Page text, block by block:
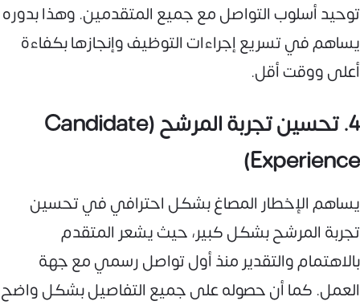
توحيد أسلوب التواصل مع جميع المتقدمين. وهذا بدوره
يساهم في تسريع إجراءات التوظيف وإنجازها بكفاءة
أعلى ووقت أقل.
4. تحسين تجربة المرشح (Candidate
Experience)
يساهم الإخطار المصاغ بشكل احترافي في تحسين
تجربة المرشح بشكل كبير، حيث يشعر المتقدم
بالاهتمام والتقدير منذ أول تواصل رسمي مع جهة
العمل. كما أن حصوله على جميع التفاصيل بشكل واضح